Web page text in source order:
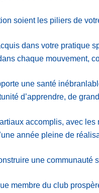
soient les piliers de
dans votre pratique
chaque mouvement,
une santé
d’apprendre, de
accomplis, avec
année pleine de
une communauté
membre du club